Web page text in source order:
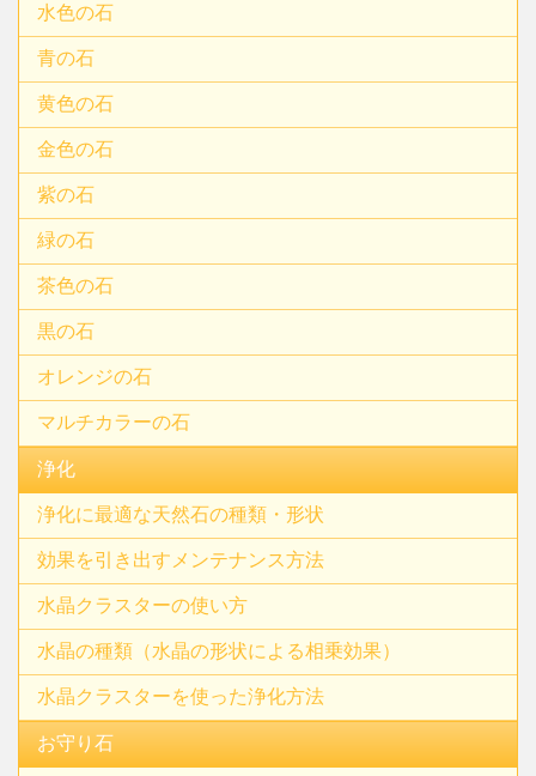
水色の石
青の石
黄色の石
金色の石
紫の石
緑の石
茶色の石
黒の石
オレンジの石
マルチカラーの石
浄化
浄化に最適な天然石の種類・形状
効果を引き出すメンテナンス方法
水晶クラスターの使い方
水晶の種類（水晶の形状による相乗効果）
水晶クラスターを使った浄化方法
お守り石